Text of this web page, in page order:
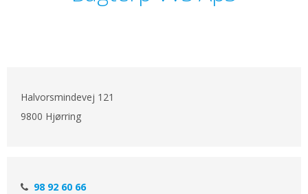
Halvorsmindevej 121
9800 Hjørring
98 92 60 66